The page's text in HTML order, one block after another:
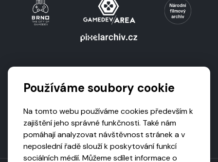
Používáme soubory cookie
Na tomto webu používáme cookies především k
zajištění jeho správné funkčnosti. Také nám
pomáhají analyzovat návštěvnost stránek a v
neposlední řadě slouží k poskytování funkcí
sociálních médií. Můžeme sdílet informace o